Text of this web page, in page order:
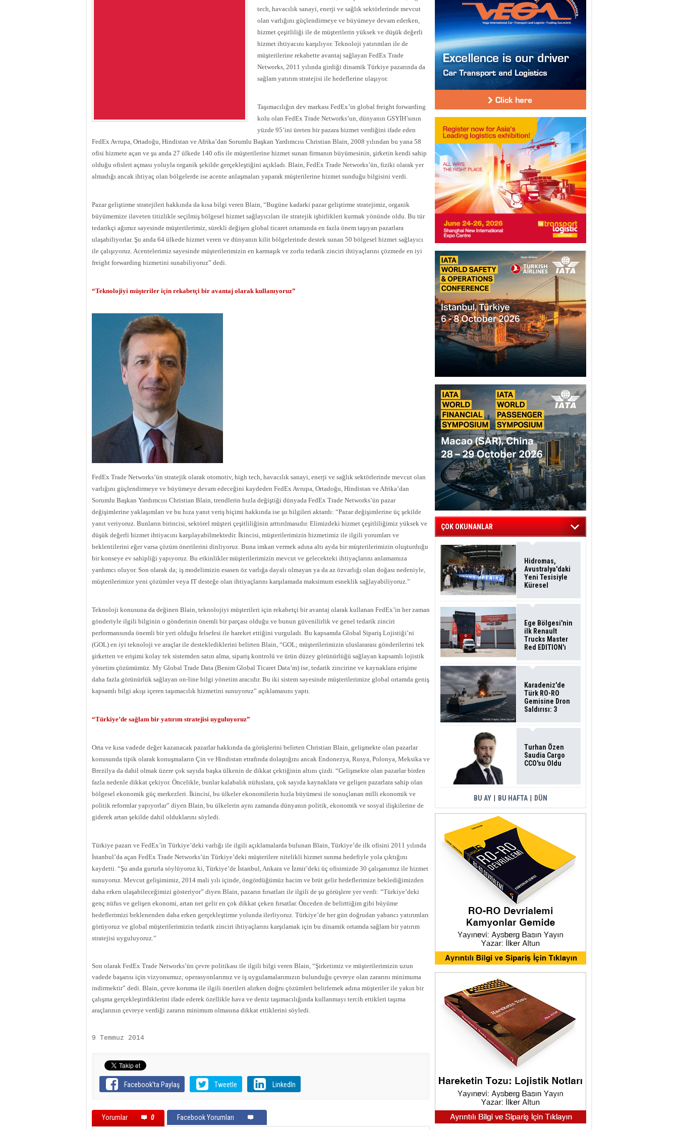
tech, havacılık sanayi, enerji ve sağlık sektörlerinde mevcut
olan varlığını güçlendirmeye ve büyümeye devam ederken,
hizmet çeşitliliği ile de müşterilerin yüksek ve düşük değerli
hizmet ihtiyacını karşılıyor. Teknoloji yatırımları ile de
müşterilerine rekabette avantaj sağlayan FedEx Trade
Networks, 2011 yılında girdiği dinamik Türkiye pazarında da
sağlam yatırım stratejisi ile hedeflerine ulaşıyor.
Taşımacılığın dev markası FedEx’in global freight forwarding
kolu olan FedEx Trade Networks’un, dünyanın GSYİH’sının
yüzde 95’ini üreten bir pazara hizmet verdiğini ifade eden
FedEx Avrupa, Ortadoğu, Hindistan ve Afrika’dan Sorumlu Başkan Yardımcısı Christian Blain, 2008 yılından bu yana 58
ofisi hizmete açan ve şu anda 27 ülkede 140 ofis ile müşterilerine hizmet sunan firmanın büyümesinin, şirketin kendi sahip
olduğu ofisleri açması yoluyla organik şekilde gerçekleştiğini açıkladı. Blain, FedEx Trade Networks’ün, fiziki olarak yer
almadığı ancak ihtiyaç olan bölgelerde ise acente anlaşmaları yaparak müşterilerine hizmet sunduğu bilgisini verdi.
Pazar geliştirme stratejileri hakkında da kısa bilgi veren Blain, “Bugüne kadarki pazar geliştirme stratejimiz, organik
büyümemize ilaveten titizlikle seçilmiş bölgesel hizmet sağlayıcıları ile stratejik işbirlikleri kurmak yönünde oldu. Bu tür
tedarikçi ağımız sayesinde müşterilerimiz, sürekli değişen global ticaret ortamında en fazla önem taşıyan pazarlara
ulaşabiliyorlar. Şu anda 64 ülkede hizmet veren ve dünyanın kilit bölgelerinde destek sunan 50 bölgesel hizmet sağlayıcı
ile çalışıyoruz. Acentelerimiz sayesinde müşterilerimizin en karmaşık ve zorlu tedarik zinciri ihtiyaçlarını çözmede en iyi
freight forwarding hizmetini sunabiliyoruz” dedi.
“Teknolojiyi müşteriler için rekabetçi bir avantaj olarak kullanıyoruz”
FedEx Trade Networks’ün stratejik olarak otomotiv, high tech, havacılık sanayi, enerji ve sağlık sektörlerinde mevcut olan
varlığını güçlendirmeye ve büyümeye devam edeceğini kaydeden FedEx Avrupa, Ortadoğu, Hindistan ve Afrika’dan
Sorumlu Başkan Yardımcısı Christian Blain, trendlerin hızla değiştiği dünyada FedEx Trade Networks’ün pazar
değişimlerine yaklaşımları ve bu hıza yanıt veriş biçimi hakkında ise şu bilgileri aktardı: “Pazar değişimlerine üç şekilde
yanıt veriyoruz. Bunların birincisi, sektörel müşteri çeşitliliğinin arttırılmasıdır. Elimizdeki hizmet çeşitliliğimiz yüksek ve
düşük değerli hizmet ihtiyacını karşılayabilmektedir. İkincisi, müşterilerimizin hizmetimiz ile ilgili yorumları ve
beklentilerini eğer varsa çözüm önerilerini dinliyoruz. Buna imkan vermek adına altı ayda bir müşterilerimizin oluşturduğu
bir konseye ev sahipliği yapıyoruz. Bu etkinlikler müşterilerimizin mevcut ve gelecekteki ihtiyaçlarını anlamamıza
yardımcı oluyor. Son olarak da; iş modelimizin esasen öz varlığa dayalı olmayan ya da az özvarlığı olan doğası nedeniyle,
müşterilerimize yeni çözümler veya IT desteğe olan ihtiyaçlarını karşılamada maksimum esneklik sağlayabiliyoruz.”
Teknoloji konusuna da değinen Blain, teknolojiyi müşterileri için rekabetçi bir avantaj olarak kullanan FedEx’in her zaman
gönderiyle ilgili bilginin o gönderinin önemli bir parçası olduğu ve bunun güvenilirlik ve genel tedarik zinciri
performansında önemli bir yeri olduğu felsefesi ile hareket ettiğini vurguladı. Bu kapsamda Global Sipariş Lojistiği’ni
(GOL) en iyi teknoloji ve araçlar ile desteklediklerini belirten Blain, “GOL; müşterilerimizin uluslararası gönderilerini tek
şirketten ve erişimi kolay tek sistemden satın alma, sipariş kontrolü ve ürün düzey görünürlüğü sağlayan kapsamlı lojistik
yönetim çözümümüz. My Global Trade Data (Benim Global Ticaret Data’m) ise, tedarik zincirine ve kaynaklara erişime
daha fazla görünürlük sağlayan on-line bilgi yönetim aracıdır. Bu iki sistem sayesinde müşterilerimize global ortamda geniş
kapsamlı bilgi akışı içeren taşımacılık hizmetini sunuyoruz” açıklamasını yaptı.
“Türkiye’de sağlam bir yatırım stratejisi uyguluyoruz”
Orta ve kısa vadede değer kazanacak pazarlar hakkında da görüşlerini belirten Christian Blain, gelişmekte olan pazarlar
konusunda tipik olarak konuşmaların Çin ve Hindistan etrafında dolaştığını ancak Endonezya, Rusya, Polonya, Meksika ve
Brezilya da dahil olmak üzere çok sayıda başka ülkenin de dikkat çektiğinin altını çizdi. “Gelişmekte olan pazarlar birden
fazla nedenle dikkat çekiyor. Öncelikle, bunlar kalabalık nüfuslara, çok sayıda kaynaklara ve gelişen pazarlara sahip olan
bölgesel ekonomik güç merkezleri. İkincisi, bu ülkeler ekonomilerin hızla büyümesi ile sonuçlanan milli ekonomik ve
politik reformlar yapıyorlar” diyen Blain, bu ülkelerin aynı zamanda dünyanın politik, ekonomik ve sosyal ilişkilerine de
giderek artan şekilde dahil olduklarını söyledi.
Türkiye pazarı ve FedEx’in Türkiye’deki varlığı ile ilgili açıklamalarda bulunan Blain, Türkiye’de ilk ofisini 2011 yılında
İstanbul’da açan FedEx Trade Networks’ün Türkiye’deki müşterilere nitelikli hizmet sunma hedefiyle yola çıktığını
kaydetti. “Şu anda gururla söylüyoruz ki, Türkiye’de İstanbul, Ankara ve İzmir’deki üç ofisimizde 30 çalışanımız ile hizmet
sunuyoruz. Mevcut gelişimimiz, 2014 mali yılı içinde, öngördüğümüz hacim ve brüt gelir hedeflerimize beklediğimizden
daha erken ulaşabileceğimizi gösteriyor” diyen Blain, pazarın fırsatları ile ilgili de şu görüşlere yer verdi: “Türkiye’deki
genç nüfus ve gelişen ekonomi, artan net gelir en çok dikkat çeken fırsatlar. Önceden de belirttiğim gibi büyüme
hedeflerimizi beklenenden daha erken gerçekleştirme yolunda ilerliyoruz. Türkiye’de her gün doğrudan yabancı yatırımları
görüyoruz ve global müşterilerimizin tedarik zinciri ihtiyaçlarını karşılamak için bu dinamik ortamda sağlam bir yatırım
stratejisi uyguluyoruz.”
Son olarak FedEx Trade Networks’ün çevre politikası ile ilgili bilgi veren Blain, “Şirketimiz ve müşterilerimizin uzun
vadede başarısı için vizyonumuz; operasyonlarımız ve iş uygulamalarımızın bulunduğu çevreye olan zararını minimuma
indirmektir” dedi. Blain, çevre koruma ile ilgili önerileri alırken doğru çözümleri belirlemek adına müşteriler ile yakın bir
çalışma gerçekleştirdiklerini ifade ederek özellikle hava ve deniz taşımacılığında kullanmayı tercih ettikleri taşıma
araçlarının çevreye verdiği zararın minimum olmasına dikkat ettiklerini söyledi.
9 Temmuz 2014
Facebook'ta Paylaş Tweetle LinkedIn
Yorumlar 0 Facebook Yorumları
ÇOK OKUNANLAR
Hidromas,
Avustralya'daki
Yeni Tesisiyle
Küresel
Sürdürüyor
Ege Bölgesi'nin
ilk Renault
Trucks Master
Red EDITION'ı
Filosuna Katıldı
Karadeniz'de
Türk RO-RO
Gemisine Dron
Saldırısı: 3
Durumu Ağır
Turhan Özen
Saudia Cargo
CCO'su Oldu
BU AY BU HAFTA DÜN